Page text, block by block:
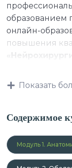
образованием
онлайн-
повышения
профессии и
Показать
Содержимое
Модуль 1.